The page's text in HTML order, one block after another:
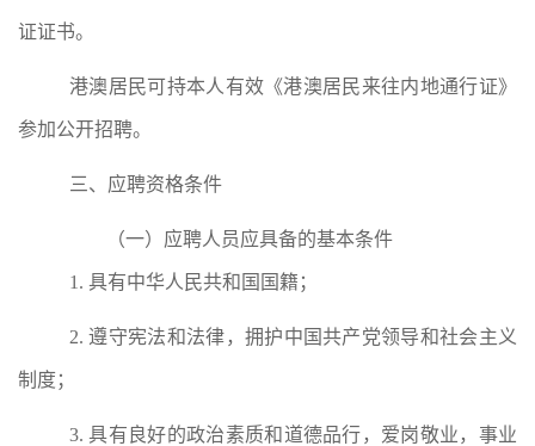
证证书。
港澳居民可持本人有效《港澳居民来往内地通行证》
参加公开招聘。
三、应聘资格条件
（一） 应聘人员应具备的基本条件
1. 具有中华人民共和国国籍；
2.遵守宪法和法律， 拥护中国共产党领导和社会主义
制度；
3.具有良好的政治素质和道德品行 ，爱岗敬业，事业